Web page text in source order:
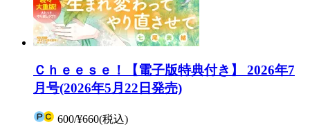
Ｃｈｅｅｓｅ！【電子版特典付き】 2026年7
月号(2026年5月22日発売)
600/¥660(税込)